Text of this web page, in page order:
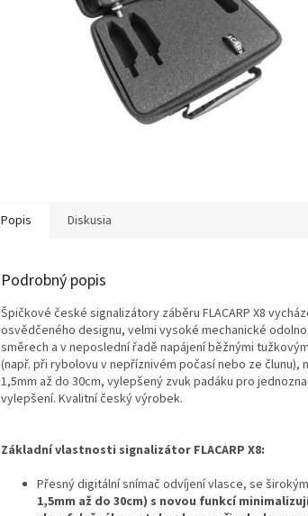
Popis Diskusia
Podrobný popis
Špičkové české signalizátory záběru FLACARP X8
osvědčeného designu, velmi vysoké mechanické
směrech a v neposlední řadě napájení běžnými
(např. při rybolovu v nepříznivém počasí nebo ze
1,5mm až do 30cm, vylepšený zvuk padáku pro
vylepšení. Kvalitní český výrobek.
Základní vlastnosti signalizátor FLACARP X8:
Přesný digitální snímač odvíjení vlasce, se
1,5mm až do 30cm) s novou funkcí